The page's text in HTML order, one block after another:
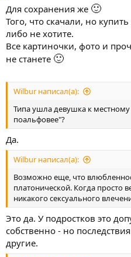
Для сохранения же 🙂
Того, что скачали, но
либо не хотите.
Все картиночки, фото и
не станете 🙂
Wilbur написал(а):
Типа ушла девушка к
поальфовее"?
Да.
Wilbur написал(а):
Возможно еще, что
платонической. Когда просто
никакого сексуального
Это да. У подростков это
собственно - но
другие.